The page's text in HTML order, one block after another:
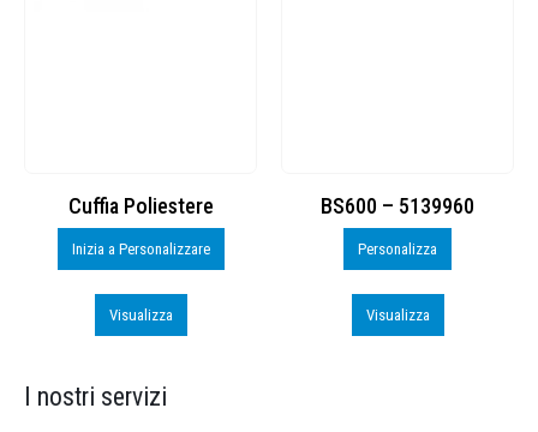
Cuffia Poliestere
Inizia a Personalizzare
Visualizza
BS600 – 5139960
Personalizza
Visualizza
I nostri servizi